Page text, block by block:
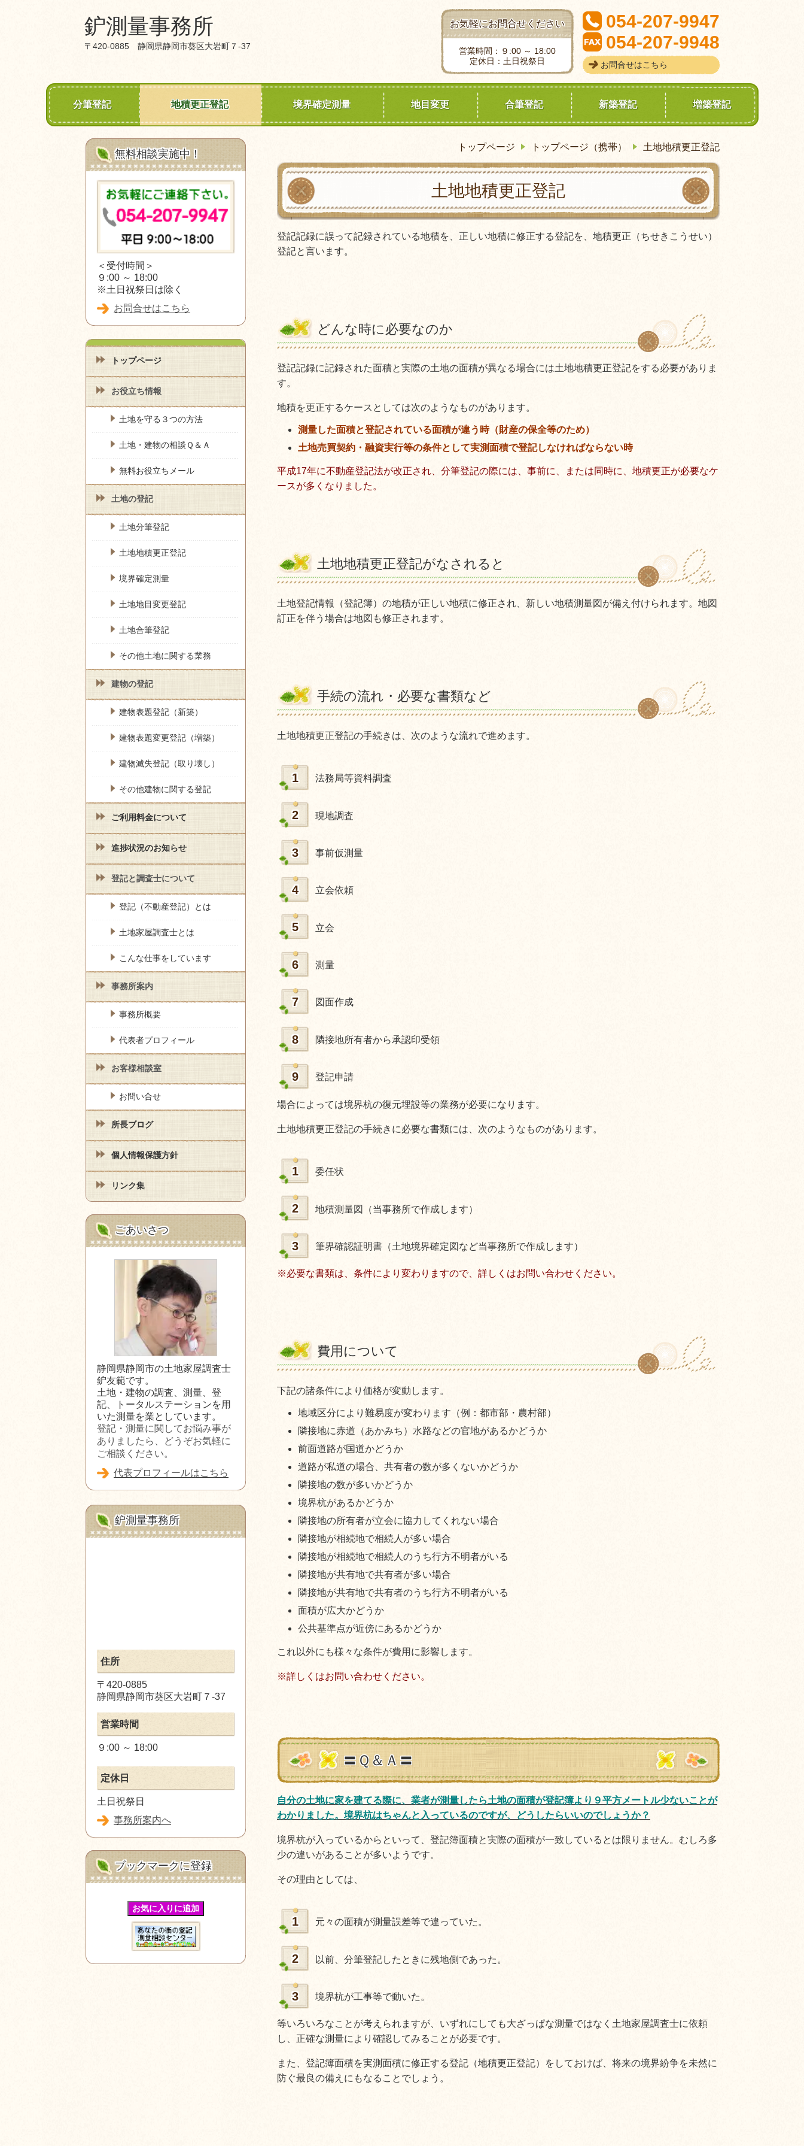
鈩測量事務所
〒420-0885 静岡県静岡市葵区大岩町７‐37
お気軽にお問合せください
営業時間：９:00 ～ 18:00
定休日：土日祝祭日
054-207-9947
054-207-9948
お問合せはこちら
分筆登記 地積更正登記 境界確定測量 地目変更 合筆登記 新築登記 増築登記
トップページ トップページ（携帯） 土地地積更正登記
土地地積更正登記
登記記録に誤って記録されている地積を、正しい地積に修正する登記を、地積更正（ちせきこうせい）
登記と言います。
どんな時に必要なのか
登記記録に記録された面積と実際の土地の面積が異なる場合には土地地積更正登記をする必要がありま
す。
地積を更正するケースとしては次のようなものがあります。
測量した面積と登記されている面積が違う時（財産の保全等のため）
土地売買契約・融資実行等の条件として実測面積で登記しなければならない時
平成17年に不動産登記法が改正され、分筆登記の際には、事前に、または同時に、地積更正が必要なケ
ースが多くなりました。
土地地積更正登記がなされると
土地登記情報（登記簿）の地積が正しい地積に修正され、新しい地積測量図が備え付けられます。地図
訂正を伴う場合は地図も修正されます。
手続の流れ・必要な書類など
土地地積更正登記の手続きは、次のような流れで進めます。
1 法務局等資料調査
2 現地調査
3 事前仮測量
4 立会依頼
5 立会
6 測量
7 図面作成
8 隣接地所有者から承認印受領
9 登記申請
場合によっては境界杭の復元埋設等の業務が必要になります。
土地地積更正登記の手続きに必要な書類には、次のようなものがあります。
1 委任状
2 地積測量図（当事務所で作成します）
3 筆界確認証明書（土地境界確定図など当事務所で作成します）
※必要な書類は、条件により変わりますので、詳しくはお問い合わせください。
費用について
下記の諸条件により価格が変動します。
地域区分により難易度が変わります（例：都市部・農村部）
隣接地に赤道（あかみち）水路などの官地があるかどうか
前面道路が国道かどうか
道路が私道の場合、共有者の数が多くないかどうか
隣接地の数が多いかどうか
境界杭があるかどうか
隣接地の所有者が立会に協力してくれない場合
隣接地が相続地で相続人が多い場合
隣接地が相続地で相続人のうち行方不明者がいる
隣接地が共有地で共有者が多い場合
隣接地が共有地で共有者のうち行方不明者がいる
面積が広大かどうか
公共基準点が近傍にあるかどうか
これ以外にも様々な条件が費用に影響します。
※詳しくはお問い合わせください。
〓Ｑ＆Ａ〓
自分の土地に家を建てる際に、業者が測量したら土地の面積が登記簿より９平方メートル少ないことが
わかりました。境界杭はちゃんと入っているのですが、どうしたらいいのでしょうか？
境界杭が入っているからといって、登記簿面積と実際の面積が一致しているとは限りません。むしろ多
少の違いがあることが多いようです。
その理由としては、
1 元々の面積が測量誤差等で違っていた。
2 以前、分筆登記したときに残地側であった。
3 境界杭が工事等で動いた。
等いろいろなことが考えられますが、いずれにしても大ざっぱな測量ではなく土地家屋調査士に依頼
し、正確な測量により確認してみることが必要です。
また、登記簿面積を実測面積に修正する登記（地積更正登記）をしておけば、将来の境界紛争を未然に
防ぐ最良の備えにもなることでしょう。
無料相談実施中！
＜受付時間＞
９:00 ～ 18:00
※土日祝祭日は除く
お問合せはこちら
トップページ
お役立ち情報
土地を守る３つの方法
土地・建物の相談Ｑ＆Ａ
無料お役立ちメール
土地の登記
土地分筆登記
土地地積更正登記
境界確定測量
土地地目変更登記
土地合筆登記
その他土地に関する業務
建物の登記
建物表題登記（新築）
建物表題変更登記（増築）
建物滅失登記（取り壊し）
その他建物に関する登記
ご利用料金について
進捗状況のお知らせ
登記と調査士について
登記（不動産登記）とは
土地家屋調査士とは
こんな仕事をしています
事務所案内
事務所概要
代表者プロフィール
お客様相談室
お問い合せ
所長ブログ
個人情報保護方針
リンク集
ごあいさつ
静岡県静岡市の土地家屋調査士
鈩友範です。
土地・建物の調査、測量、登
記、トータルステーションを用
いた測量を業としています。
登記・測量に関してお悩み事が
ありましたら、どうぞお気軽に
ご相談ください。
代表プロフィールはこちら
鈩測量事務所
住所
〒420-0885
静岡県静岡市葵区大岩町７‐37
営業時間
９:00 ～ 18:00
定休日
土日祝祭日
事務所案内へ
ブックマークに登録